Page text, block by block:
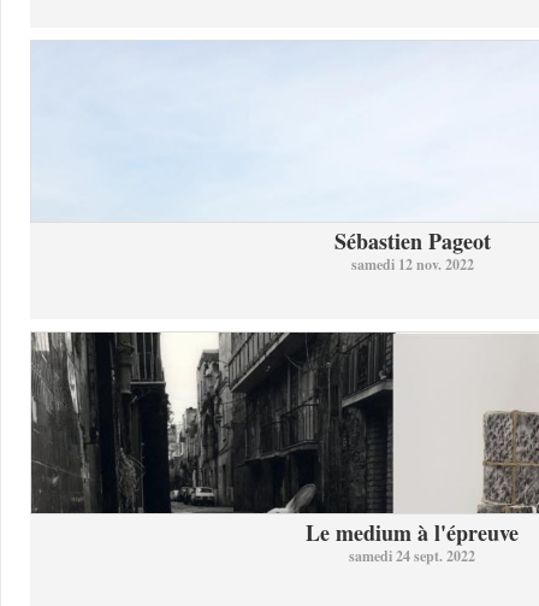
Sébastien Pageot
samedi 12 nov. 2022
Le medium à l'épreuve
samedi 24 sept. 2022